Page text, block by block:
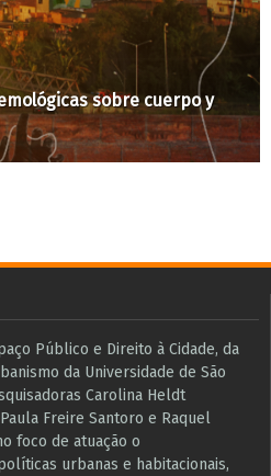
sobre cuerpo y
Público e Direito à Cidade, da
da Universidade de São
Carolina Heldt
Freire Santoro e Raquel
foco de atuação o
urbanas e habitacionais,